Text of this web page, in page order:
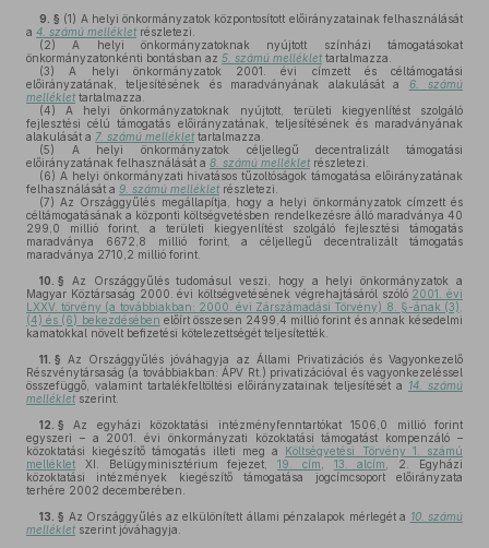
9. § (1) A helyi önkormányzatok központosított előirányzatainak felhasználását
a 4. számú mellékletrészletezi.
(2) A helyi önkormányzatoknak nyújtott színházi támogatásokat
önkormányzatonkénti bontásban az 5. számú melléklettartalmazza.
(3) A helyi önkormányzatok 2001. évi címzett és céltámogatási
előirányzatának, teljesítésének és maradványának alakulását a 6. számú
melléklettartalmazza.
(4) A helyi önkormányzatoknak nyújtott, területi kiegyenlítést szolgáló
fejlesztési célú támogatás előirányzatának, teljesítésének és maradványának
alakulását a 7. számú melléklet tartalmazza.
(5) A helyi önkormányzatok céljellegű decentralizált támogatási
előirányzatának felhasználását a 8. számú mellékletrészletezi.
(6) A helyi önkormányzati hivatásos tűzoltóságok támogatása előirányzatának
felhasználását a 9. számú mellékletrészletezi.
(7) Az Országgyűlés megállapítja, hogy a helyi önkormányzatok címzett és
céltámogatásának a központi költségvetésben rendelkezésre álló maradványa 40
299,0 millió forint, a területi kiegyenlítést szolgáló fejlesztési támogatás
maradványa 6672,8 millió forint, a céljellegű decentralizált támogatás
maradványa 2710,2 millió forint.
10. § Az Országgyűlés tudomásul veszi, hogy a helyi önkormányzatok a
Magyar Köztársaság 2000. évi költségvetésének végrehajtásáról szóló 2001. évi
LXXV. törvény (a továbbiakban: 2000. évi Zárszámadási Törvény) 8. §-ának (3),
(4) és (6) bekezdésében előírt összesen 2499,4 millió forint és annak késedelmi
kamatokkal növelt befizetési kötelezettségét teljesítették.
11. § Az Országgyűlés jóváhagyja az Állami Privatizációs és Vagyonkezelő
Részvénytársaság (a továbbiakban: ÁPV Rt.) privatizációval és vagyonkezeléssel
összefüggő, valamint tartalékfeltöltési előirányzatainak teljesítését a 14. számú
mellékletszerint.
12. § Az egyházi közoktatási intézményfenntartókat 1506,0 millió forint
egyszeri – a 2001. évi önkormányzati közoktatási támogatást kompenzáló –
közoktatási kiegészítő támogatás illeti meg a Költségvetési Törvény 1. számú
melléklet XI. Belügyminisztérium fejezet,19. cím 13. alcím
, 2. Egyházi
közoktatási intézmények kiegészítő támogatása jogcímcsoport előirányzata
terhére 2002 decemberében.
13. § Az Országgyűlés az elkülönített állami pénzalapok mérlegét a 10. számú
mellékletszerint jóváhagyja.